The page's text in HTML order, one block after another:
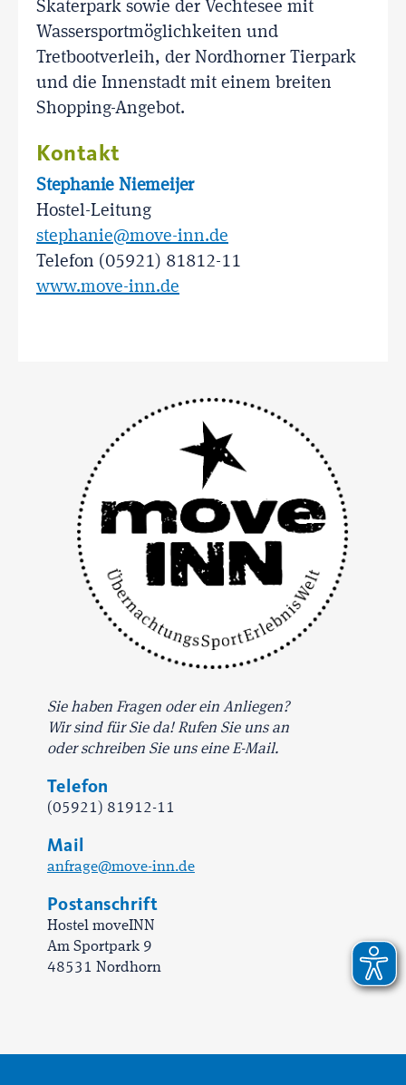
Skaterpark sowie der Vechtesee mit
Wassersportmöglichkeiten und
Tretbootverleih, der Nordhorner Tierpark
und die Innenstadt mit einem breiten
Shopping-Angebot.
Kontakt
Stephanie Niemeijer
Hostel-Leitung
stephanie@move-inn.de
Telefon (05921) 81812-11
www.move-inn.de
Sie haben Fragen oder ein Anliegen?
Wir sind für Sie da! Rufen Sie uns an
oder schreiben Sie uns eine E-Mail.
Telefon
(05921) 81912-11
Mail
anfrage@move-inn.de
Postanschrift
Hostel moveINN
Am Sportpark 9
48531 Nordhorn